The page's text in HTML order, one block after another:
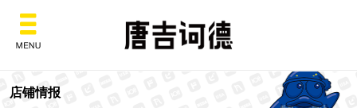
店铺情报